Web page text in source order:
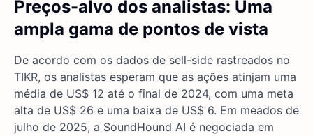
Preços-alvo dos analistas: Uma
ampla gama de pontos de vista
De acordo com os dados de sell-side rastreados no
TIKR, os analistas esperam que as ações atinjam uma
média de US$ 12 até o final de 2024, com uma meta
alta de US$ 26 e uma baixa de US$ 6. Em meados de
julho de 2025, a SoundHound AI é negociada em